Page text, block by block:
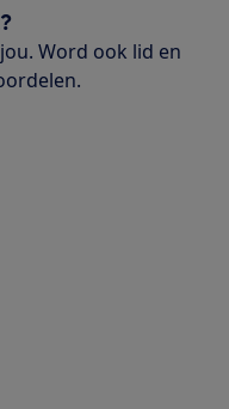
Word ook lid en